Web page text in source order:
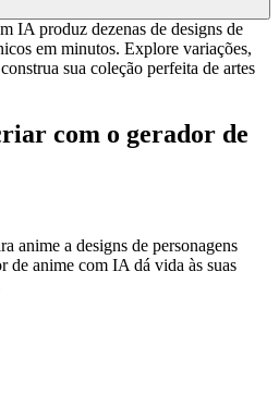
IA produz dezenas de designs de
em minutos. Explore variações,
sua coleção perfeita de artes
com o gerador de
anime a designs de personagens
de anime com IA dá vida às suas